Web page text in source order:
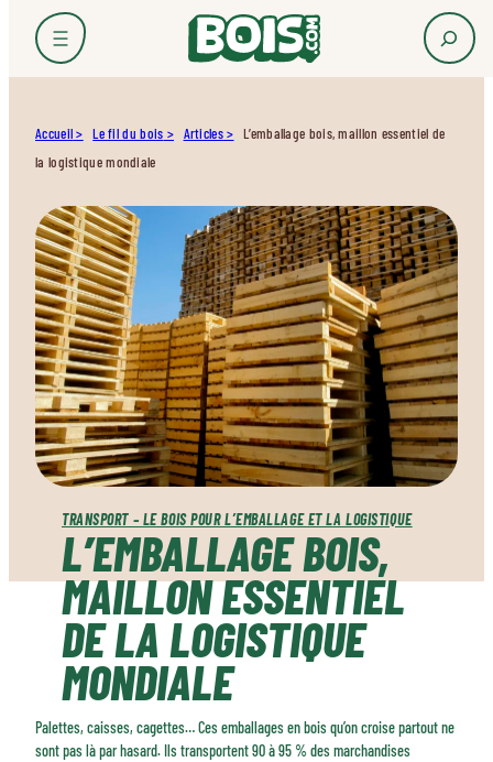
Accueil Le fil du bois Articles
L’emballage bois, maillon essentiel de
la logistique mondiale
TRANSPORT – LE BOIS POUR L’EMBALLAGE ET LA LOGISTIQUE
L’EMBALLAGE BOIS,
MAILLON ESSENTIEL
DE LA LOGISTIQUE
MONDIALE
Palettes, caisses, cagettes… Ces emballages en bois qu’on croise partout ne
sont pas là par hasard. Ils transportent 90 à 95 % des marchandises